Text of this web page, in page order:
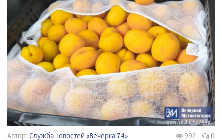
Автор: Служба новостей «Вечерка 74» 992 0